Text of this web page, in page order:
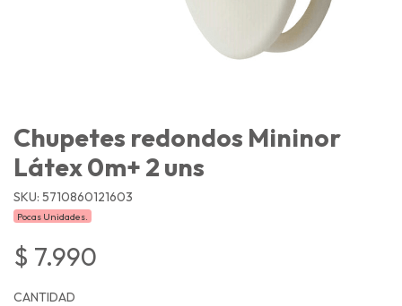
Chupetes redondos Mininor
Látex 0m+ 2 uns
SKU: 5710860121603
Pocas Unidades.
$ 7.990
CANTIDAD